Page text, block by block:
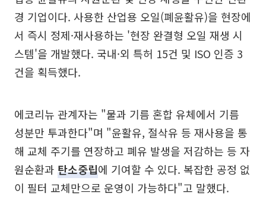
경 기업이다. 사용한 산업용 오일(폐윤활유)을 현장에
서 즉시 정제·재사용하는 '현장 완결형 오일 재생 시
스템'을 개발했다. 국내·외 특허 15건 및 ISO 인증 3
건을 획득했다.
에코리뉴 관계자는 "물과 기름 혼합 유체에서 기름
성분만 투과한다"며 "윤활유, 절삭유 등 재사용을 통
해 교체 주기를 연장하고 폐유 발생을 저감하는 등 자
원순환과 탄소중립에 기여할 수 있다. 복잡한 공정 없
이 필터 교체만으로 운영이 가능하다"고 말했다.